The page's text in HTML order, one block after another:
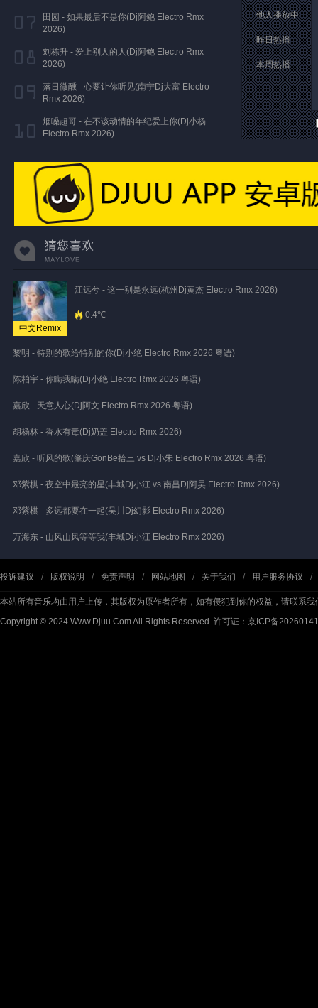
田园 - 如果最后不是你(Dj阿鲍 Electro Rmx
2026)
刘栋升 - 爱上别人的人(Dj阿鲍 Electro Rmx
2026)
落日微醺 - 心要让你听见(南宁Dj大富 Electro
Rmx 2026)
烟嗓超哥 - 在不该动情的年纪爱上你(Dj小杨
Electro Rmx 2026)
他人播放中
昨日热播
本周热播
中文Remix
江远兮 - 这一别是永远(杭州Dj黄杰 Electro Rmx 2026)
0.4℃
黎明 - 特别的歌给特别的你(Dj小绝 Electro Rmx 2026 粤语)
陈柏宇 - 你瞒我瞒(Dj小绝 Electro Rmx 2026 粤语)
嘉欣 - 天意人心(Dj阿文 Electro Rmx 2026 粤语)
胡杨林 - 香水有毒(Dj奶盖 Electro Rmx 2026)
嘉欣 - 听风的歌(肇庆GonBe拾三 vs Dj小朱 Electro Rmx 2026 粤语)
邓紫棋 - 夜空中最亮的星(丰城Dj小江 vs 南昌Dj阿昊 Electro Rmx 2026)
邓紫棋 - 多远都要在一起(吴川Dj幻影 Electro Rmx 2026)
万海东 - 山风山风等等我(丰城Dj小江 Electro Rmx 2026)
投诉建议 / 版权说明 / 免责声明 / 网站地图 / 关于我们 / 用户服务协议 /
本站所有音乐均由用户上传，其版权为原作者所有，如有侵犯到你的权益，请联系我
Copyright © 2024 Www.Djuu.Com All Rights Reserved. 许可证：京ICP备